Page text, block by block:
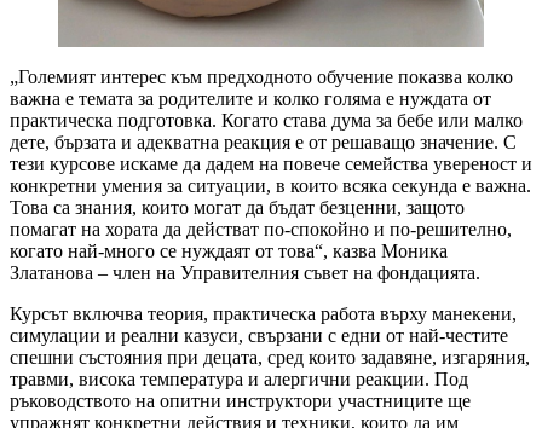
„Големият интерес към предходното обучение показва колко
важна е темата за родителите и колко голяма е нуждата от
практическа подготовка. Когато става дума за бебе или малко
дете, бързата и адекватна реакция е от решаващо значение. С
тези курсове искаме да дадем на повече семейства увереност и
конкретни умения за ситуации, в които всяка секунда е важна.
Това са знания, които могат да бъдат безценни, защото
помагат на хората да действат по-спокойно и по-решително,
когато най-много се нуждаят от това“, казва Моника
Златанова – член на Управителния съвет на фондацията.
Курсът включва теория, практическа работа върху манекени,
симулации и реални казуси, свързани с едни от най-честите
спешни състояния при децата, сред които задавяне, изгаряния,
травми, висока температура и алергични реакции. Под
ръководството на опитни инструктори участниците ще
упражнят конкретни действия и техники, които да им